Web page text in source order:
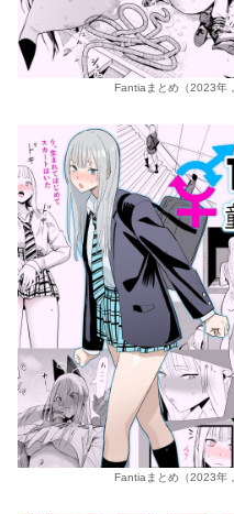
Fantiaまとめ（2023年
Fantiaまとめ（2023年